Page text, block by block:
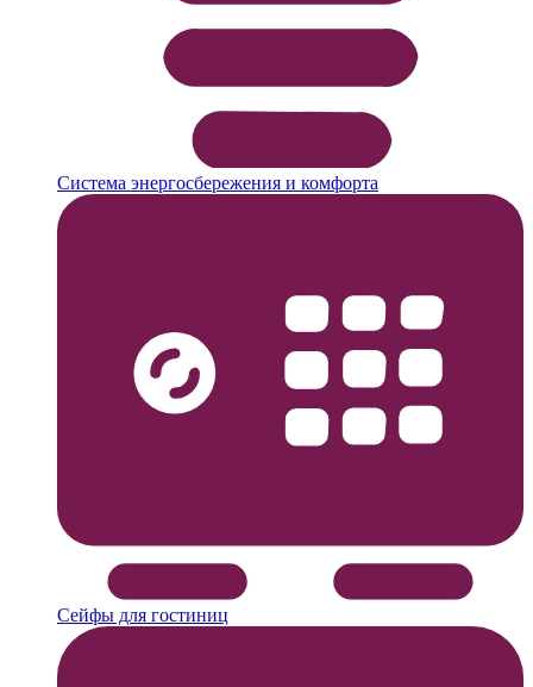
Система энергосбережения и комфорта
Сейфы для гостиниц